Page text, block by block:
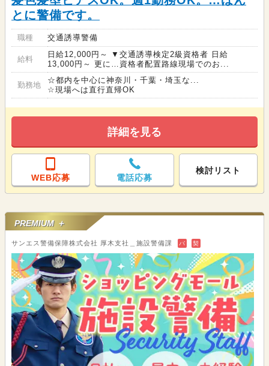
とに警備です。
職種 交通誘導警備
給料
日給12,000円～ ▼交通誘導検定2級資格者 日給
13,000円～ 更に…資格者配置路線現場でのお...
勤務地
☆都内を中心に神奈川・千葉・埼玉な...
☆現場へは直行直帰OK
詳細を見る
WEB応募 電話応募
検討リスト
PREMIUM ＋
サンエス警備保障株式会社 厚木支社＿施設警備課 バ 契